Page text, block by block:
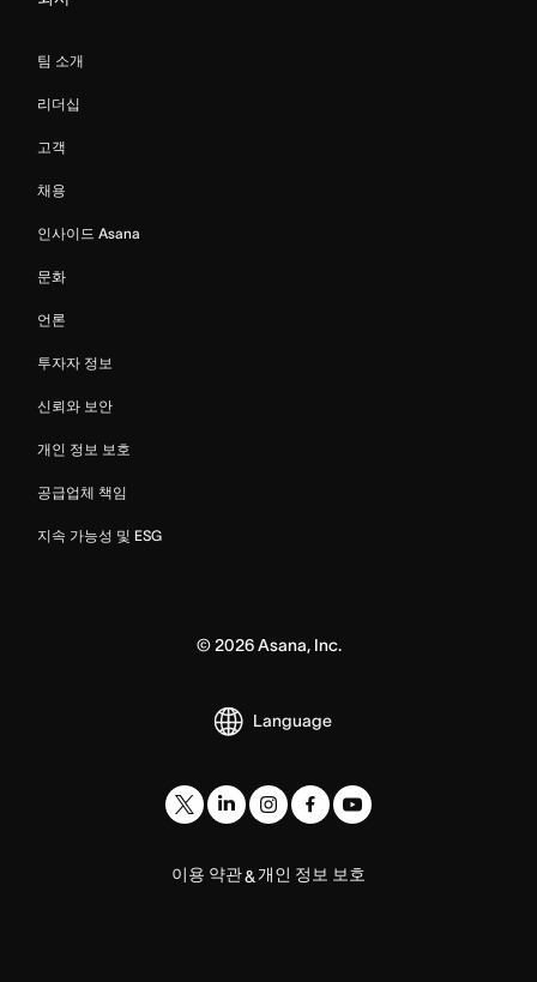
팀 소개
리더십
고객
채용
인사이드 Asana
문화
언론
투자자 정보
신뢰와 보안
개인 정보 보호
공급업체 책임
지속 가능성 및 ESG
©2026Asana, Inc.
Language
이용 약관&개인 정보 보호